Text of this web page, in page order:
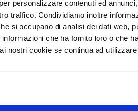
personalizzare contenuti ed
traffico. Condividiamo inoltre
si occupano di analisi dei dati web,
che ha fornito loro o che
nostri cookie se continua ad
IT00998560288
– Ponte S. Nicolò (PD)